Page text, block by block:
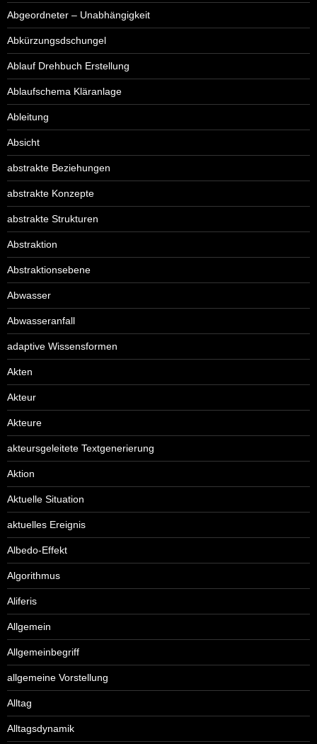
Abgeordneter – Unabhängigkeit
Abkürzungsdschungel
Ablauf Drehbuch Erstellung
Ablaufschema Kläranlage
Ableitung
Absicht
abstrakte Beziehungen
abstrakte Konzepte
abstrakte Strukturen
Abstraktion
Abstraktionsebene
Abwasser
Abwasseranfall
adaptive Wissensformen
Akten
Akteur
Akteure
akteursgeleitete Textgenerierung
Aktion
Aktuelle Situation
aktuelles Ereignis
Albedo-Effekt
Algorithmus
Aliferis
Allgemein
Allgemeinbegriff
allgemeine Vorstellung
Alltag
Alltagsdynamik